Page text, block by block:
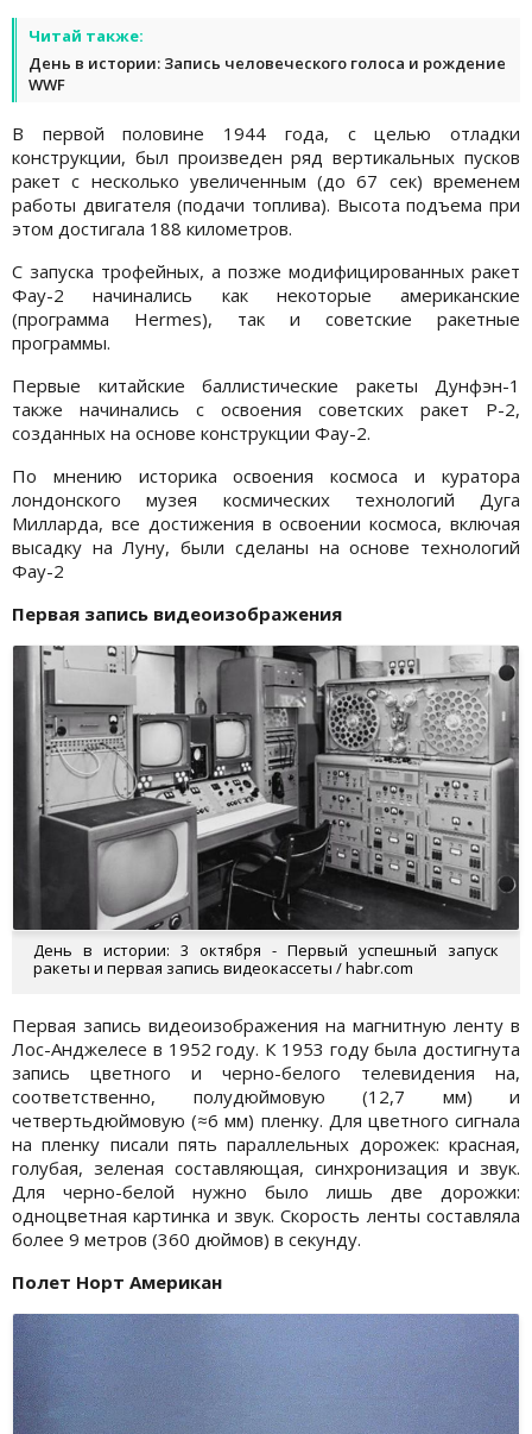
Читай также:
День в истории: Запись человеческого голоса и рождение
WWF
В первой половине 1944 года, с целью отладки
конструкции, был произведен ряд вертикальных пусков
ракет с несколько увеличенным (до 67 сек) временем
работы двигателя (подачи топлива). Высота подъема при
этом достигала 188 километров.
С запуска трофейных, а позже модифицированных ракет
Фау-2 начинались как некоторые американские
(программа Hermes), так и советские ракетные
программы.
Первые китайские баллистические ракеты Дунфэн-1
также начинались с освоения советских ракет Р-2,
созданных на основе конструкции Фау-2.
По мнению историка освоения космоса и куратора
лондонского музея космических технологий Дуга
Милларда, все достижения в освоении космоса, включая
высадку на Луну, были сделаны на основе технологий
Фау-2
Первая запись видеоизображения
День в истории: 3 октября - Первый успешный запуск
ракеты и первая запись видеокассеты / habr.com
Первая запись видеоизображения на магнитную ленту в
Лос-Анджелесе в 1952 году. К 1953 году была достигнута
запись цветного и черно-белого телевидения на,
соответственно, полудюймовую (12,7 мм) и
четвертьдюймовую (≈6 мм) пленку. Для цветного сигнала
на пленку писали пять параллельных дорожек: красная,
голубая, зеленая составляющая, синхронизация и звук.
Для черно-белой нужно было лишь две дорожки:
одноцветная картинка и звук. Скорость ленты составляла
более 9 метров (360 дюймов) в секунду.
Полет Норт Американ